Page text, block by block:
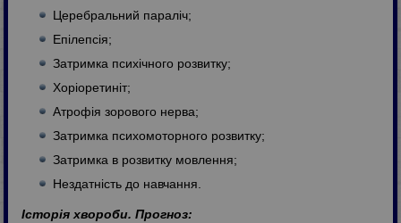
Церебральний параліч;
Епілепсія;
Затримка психічного розвитку;
Хоріоретиніт;
Атрофія зорового нерва;
Затримка психомоторного розвитку;
Затримка в розвитку мовлення;
Нездатність до навчання.
Історія хвороби. Прогноз: